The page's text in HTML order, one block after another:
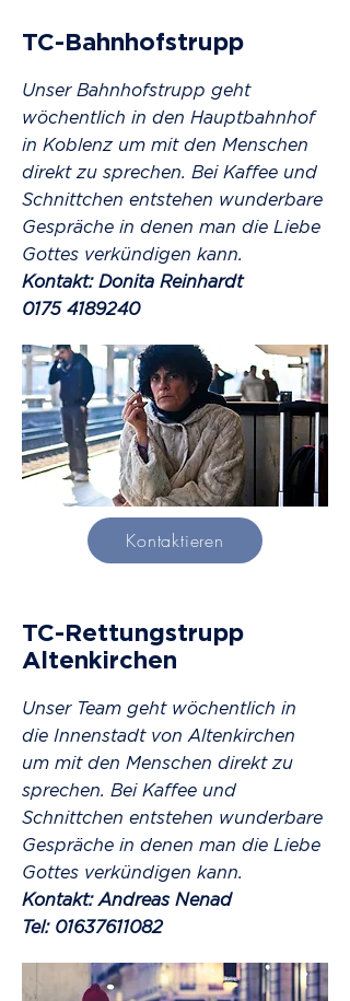
TC-Bahnhofstrupp
Unser Bahnhofstrupp geht
wöchentlich in den Hauptbahnhof
in Koblenz um mit den Menschen
direkt zu sprechen. Bei Kaffee und
Schnittchen entstehen wunderbare
Gespräche in denen man die Liebe
Gottes verkündigen kann.
Kontakt: Donita Reinhardt
0175 4189240
Kontaktieren
TC-Rettungstrupp
Altenkirchen
Unser Team geht wöchentlich in
die Innenstadt von Altenkirchen
um mit den Menschen direkt zu
sprechen. Bei Kaffee und
Schnittchen entstehen wunderbare
Gespräche in denen man die Liebe
Gottes verkündigen kann.
Kontakt: Andreas Nenad
Tel: 01637611082